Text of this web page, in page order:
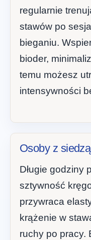
regularnie
stawów po
bieganiu.
bioder,
temu możesz
intensywności
Osoby z
Długie godziny
sztywność
przywraca
krążenie w
ruchy po pracy.